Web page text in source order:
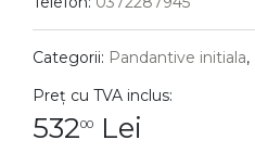
Pandantive
Inele
Categorii: Pandantive initiala,
Preț cu TVA inclus:
53200 Lei